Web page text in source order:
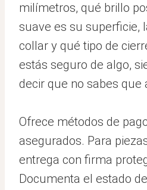
milímetros, qué brillo
suave es su superficie,
collar y qué tipo de
estás seguro de algo,
decir que no sabes que
Ofrece métodos de
asegurados. Para
entrega con firma
Documenta el estado